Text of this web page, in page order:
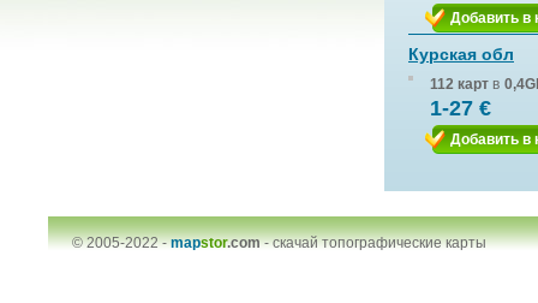
Добавить в
Курская обл
112 карт в
1-27 €
Добавить в
© 2005-2022 -mapstor.com-скачай топографические карты